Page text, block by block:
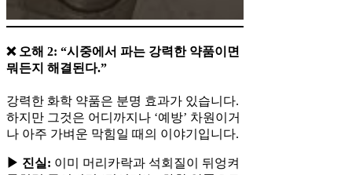
❌ 오해 2: “시중에서 파는 강력한 약품이면
뭐든지 해결된다.”
강력한 화학 약품은 분명 효과가 있습니다.
하지만 그것은 어디까지나 ‘예방’ 차원이거
나 아주 가벼운 막힘일 때의 이야기입니다.
▶ 진실: 이미 머리카락과 석회질이 뒤엉켜